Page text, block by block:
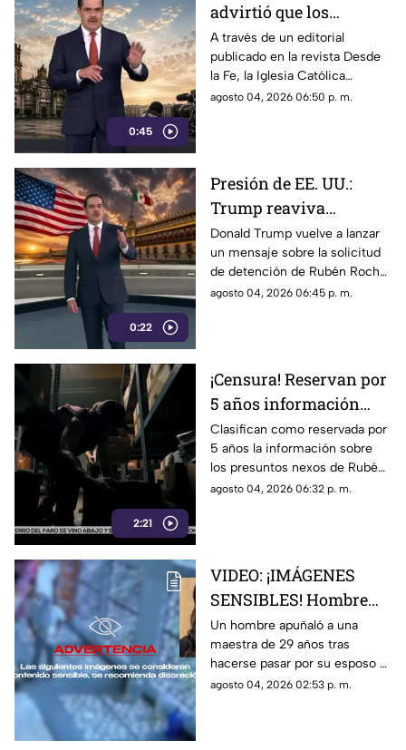
0:45
advirtió que los
lineamientos para la
defensa de las
audiencias podrían
convertirse en un
A través de un editorial
publicado en la revista Desde
la Fe, la Iglesia Católica
advirtió que los lineamientos
agosto 04, 2026 06:50 p. m.
0:22
Presión de EE. UU.:
Trump reaviva
señalamientos contra
Rubén Rocha Moya y
Enrique Inzunza
Donald Trump vuelve a lanzar
un mensaje sobre la solicitud
de detención de Rubén Rocha
Moya y Enrique Inzunza.
agosto 04, 2026 06:45 p. m.
2:21
¡Censura! Reservan por
5 años información
sobre presuntos nexos
de Rocha Moya e
Inzunza con el crimen
Clasifican como reservada por
5 años la información sobre
los presuntos nexos de Rubén
Rocha Moya y Enrique Inzunza
agosto 04, 2026 06:32 p. m.
VIDEO: ¡IMÁGENES
SENSIBLES! Hombre
apuñala más de 30
veces a maestra de 29
años en una escuela
Un hombre apuñaló a una
maestra de 29 años tras
hacerse pasar por su esposo e
ingresar a la escuela; te
agosto 04, 2026 02:53 p. m.